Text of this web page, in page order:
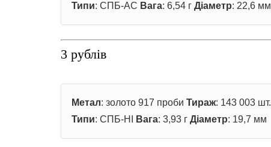
Типи: СПБ-АС Вага: 6,54 г Діаметр: 22,6 мм
3 рублів
Метал: золото 917 проби Тираж: 143 003 шт.
Типи: СПБ-НI Вага: 3,93 г Діаметр: 19,7 мм